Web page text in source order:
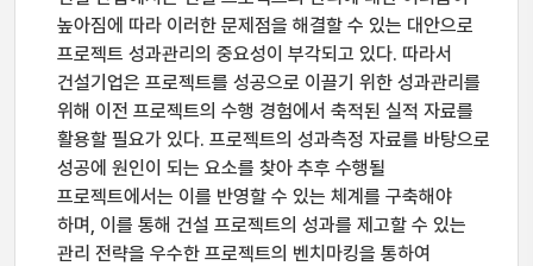
높아짐에 따라 이러한 문제점을 해결할 수 있는 대안으로
프로젝트 성과관리의 중요성이 부각되고 있다. 따라서
건설기업은 프로젝트를 성공으로 이끌기 위한 성과관리를
위해 이전 프로젝트의 수행 경험에서 축적된 실적 자료를
활용할 필요가 있다. 프로젝트의 성과측정 자료를 바탕으로
성공에 원인이 되는 요소를 찾아 추후 수행될
프로젝트에서는 이를 반영할 수 있는 체계를 구축해야
하며, 이를 통해 건설 프로젝트의 성과를 제고할 수 있는
관리 전략을 우수한 프로젝트의 벤치마킹을 통하여